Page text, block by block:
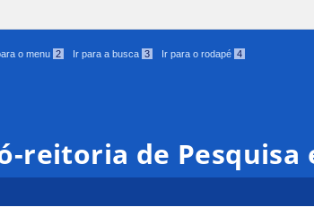
o menu 2 Ir para a busca 3 Ir para o rodapé 4
reitoria de Pesquisa